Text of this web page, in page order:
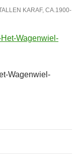
KARAF, CA.1900-
Wagenwiel-